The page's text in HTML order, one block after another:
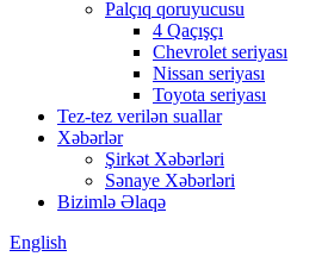
Palçıq qoruyucusu
4 Qaçışçı
Chevrolet seriyası
Nissan seriyası
Toyota seriyası
Tez-tez verilən suallar
Xəbərlər
Şirkət Xəbərləri
Sənaye Xəbərləri
Bizimlə Əlaqə
English